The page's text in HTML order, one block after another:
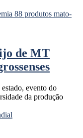
de MT
evento do
da produção